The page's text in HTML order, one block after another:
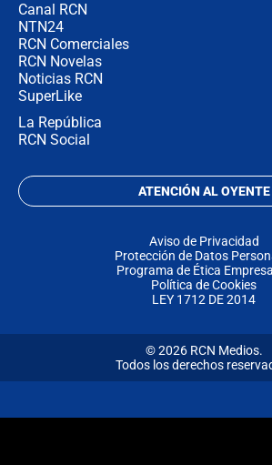
Canal RCN
NTN24
RCN Comerciales
RCN Novelas
Noticias RCN
SuperLike
La República
RCN Social
ATENCIÓN AL OYENTE
Aviso de Privacidad
Protección de Datos
Programa de Ética
Política de Cookies
LEY 1712 DE 2014
© 2026 RCN Medios.
Todos los derechos